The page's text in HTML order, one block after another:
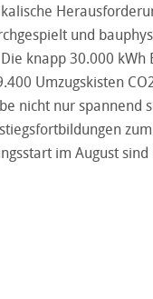
und
knapp 30.000
Umzugskisten
nicht nur spannend
im August